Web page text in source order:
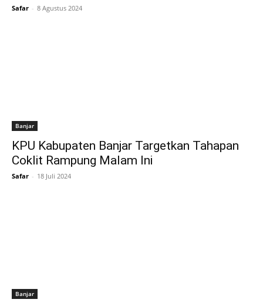
Safar - 8 Agustus 2024
Banjar
KPU Kabupaten Banjar Targetkan Tahapan
Coklit Rampung Malam Ini
Safar - 18 Juli 2024
Banjar